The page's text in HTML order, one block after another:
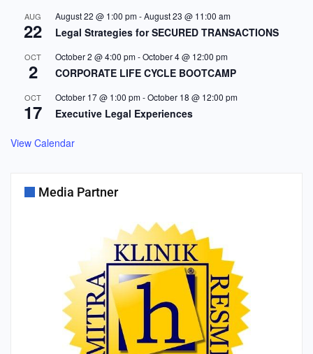
AUG
22
August 22 @ 1:00 pm-August 23 @ 11:00 am
Legal Strategies for SECURED TRANSACTIONS
OCT
2
October 2 @ 4:00 pm-October 4 @ 12:00 pm
CORPORATE LIFE CYCLE BOOTCAMP
OCT
17
October 17 @ 1:00 pm-October 18 @ 12:00 pm
Executive Legal Experiences
View Calendar
Media Partner